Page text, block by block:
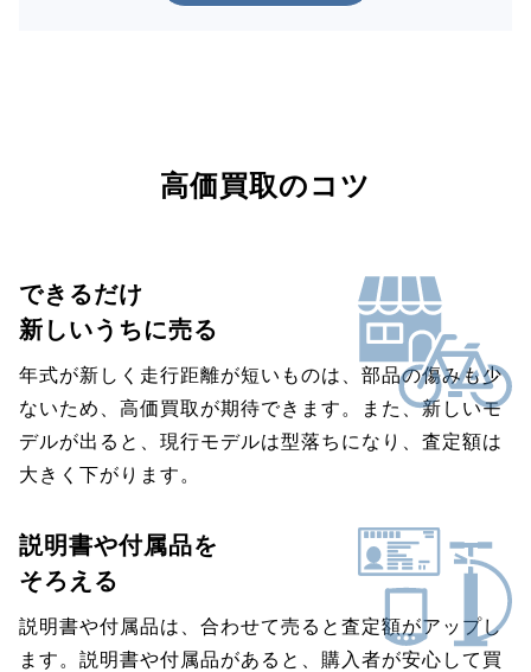
高価買取のコツ
できるだけ
新しいうちに売る
年式が新しく走行距離が短いものは、部品の傷みも少
ないため、高価買取が期待できます。また、新しいモ
デルが出ると、現行モデルは型落ちになり、査定額は
大きく下がります。
説明書や付属品を
そろえる
説明書や付属品は、合わせて売ると査定額がアップし
ます。説明書や付属品があると、購入者が安心して買